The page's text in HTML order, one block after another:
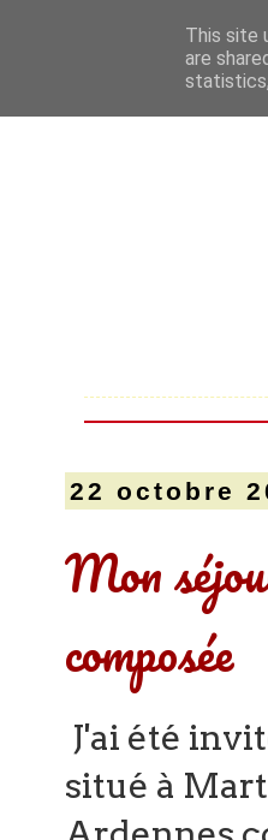
22 octobre
Mon
composée
J'ai été
situé à
This site
are